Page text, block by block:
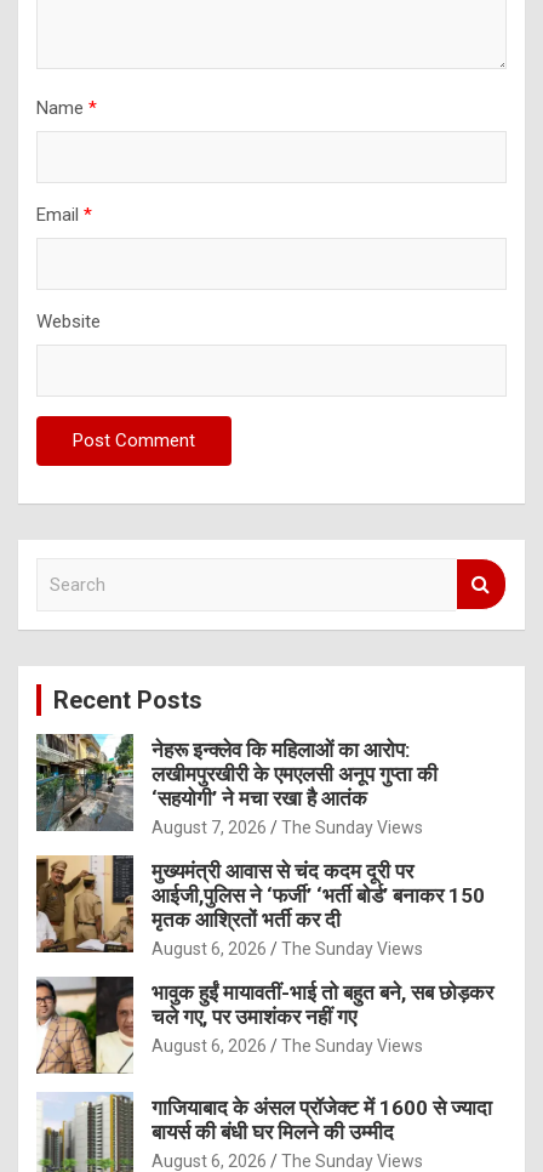
Name *
Email *
Website
c
Recent Posts
नेहरू इन्क्लेव कि महिलाओं का आरोप:
लखीमपुरखीरी के एमएलसी अनूप गुप्ता की
‘सहयोगी’ ने मचा रखा है आतंक
August 7, 2026 The Sunday Views
मुख्यमंत्री आवास से चंद कदम दूरी पर
आईजी,पुलिस ने ‘फर्जी’ ‘भर्ती बोर्ड’ बनाकर 150
मृतक आश्रितों भर्ती कर दी
August 6, 2026 The Sunday Views
भावुक हुईं मायावतीं-भाई तो बहुत बने, सब छोड़कर
चले गए, पर उमाशंकर नहीं गए
August 6, 2026 The Sunday Views
गाजियाबाद के अंसल प्रॉजेक्ट में 1600 से ज्यादा
बायर्स की बंधी घर मिलने की उम्मीद
August 6, 2026 The Sunday Views